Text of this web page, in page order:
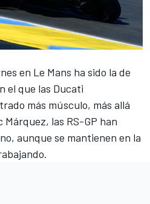
en Le Mans ha sido la de
el que las Ducati
más músculo, más allá
Márquez, las RS-GP han
aunque se mantienen en la